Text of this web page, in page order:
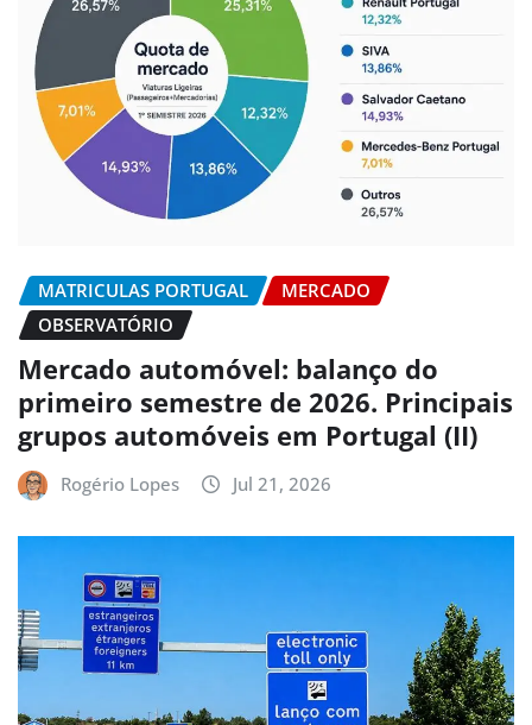
MATRICULAS PORTUGAL
MERCADO
OBSERVATÓRIO
Mercado automóvel: balanço do
primeiro semestre de 2026. Principais
grupos automóveis em Portugal (II)
Rogério Lopes Jul 21, 2026